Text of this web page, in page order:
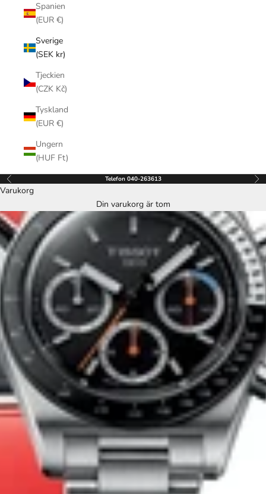
Spanien
(EUR €)
Sverige
(SEK kr)
Tjeckien
(CZK Kč)
Tyskland
(EUR €)
Ungern
(HUF Ft)
Föregående Telefon 040-263613
Varukorg
Din varukorg är tom